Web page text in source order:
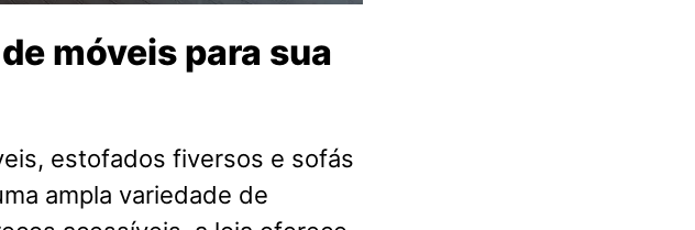
móveis para sua
estofados fiversos e sofás
ampla variedade de